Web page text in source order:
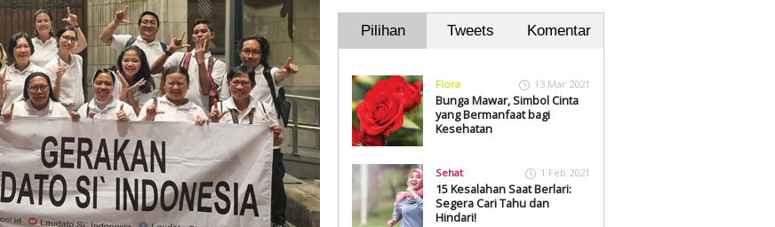
Pilihan Tweets Komentar
Flora 13 Mar 2021
Bunga Mawar, Simbol Cinta
yang Bermanfaat bagi
Kesehatan
Sehat 1 Feb 2021
15 Kesalahan Saat Berlari:
Segera Cari Tahu dan
Hindari!